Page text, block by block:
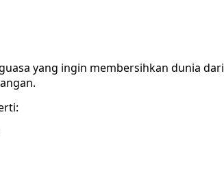
yang ingin membersihkan dunia dari